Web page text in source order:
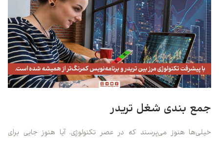
جمع بندی شغل تریدر
خیلی‌ها هنوز می‌پرسند که در عصر تکنولوژی، آیا هنوز جایی برای